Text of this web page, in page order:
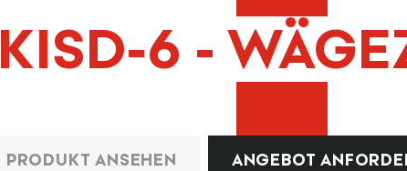
KISD-6 -
PRODUKT ANSEHEN ANGEBOT